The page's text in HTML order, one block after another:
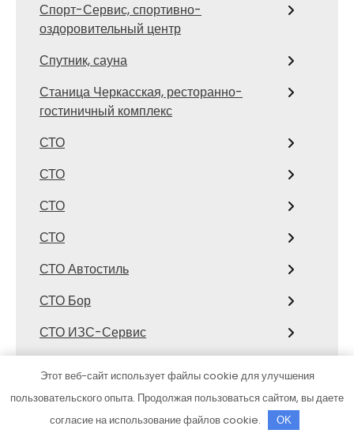
Спорт-Сервис, спортивно-
оздоровительный центр
Спутник, сауна
Станица Черкасская, ресторанно-
гостиничный комплекс
СТО
СТО
СТО
СТО
СТО Автостиль
СТО Бор
СТО ИЗС-Сервис
СТО Рубикон
СТО, СТО
Этот веб-сайт использует файлы cookie для улучшения
пользовательского опыта. Продолжая пользоваться сайтом, вы даете
согласие на использование файлов cookie.
OK